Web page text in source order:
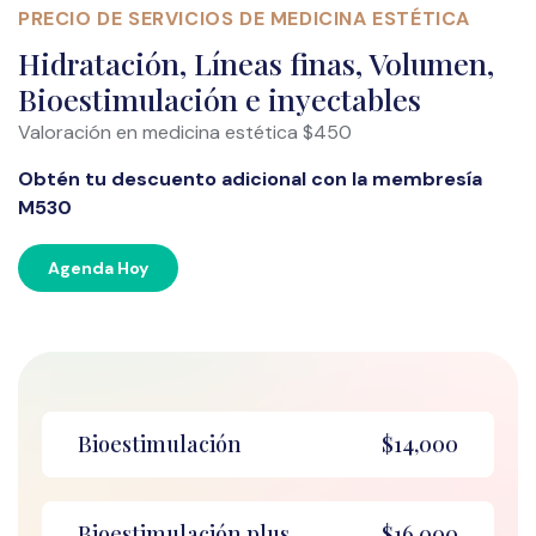
PRECIO DE SERVICIOS DE MEDICINA ESTÉTICA
Hidratación, Líneas finas, Volumen,
Bioestimulación e inyectables
Valoración en medicina estética $450
Obtén tu descuento adicional con la membresía
M530
Agenda Hoy
Bioestimulación $14,000